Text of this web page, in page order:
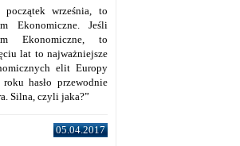
początek września, to
Ekonomiczne. Jeśli
Ekonomiczne, to
lat to najważniejsze
elit Europy
hasło przewodnie
Silna, czyli jaka?”
05.04.2017